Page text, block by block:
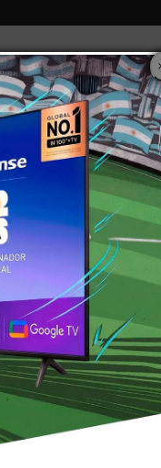
EVENTOS
de